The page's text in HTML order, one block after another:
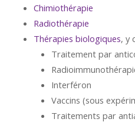
Chimiothérapie
Radiothérapie
Thérapies biologiques, y
Traitement par
Interféron
Vaccins (sous
Traitements par